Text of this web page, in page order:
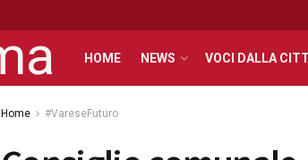
HOME NEWS VOCI DALLA
Home #VareseFuturo